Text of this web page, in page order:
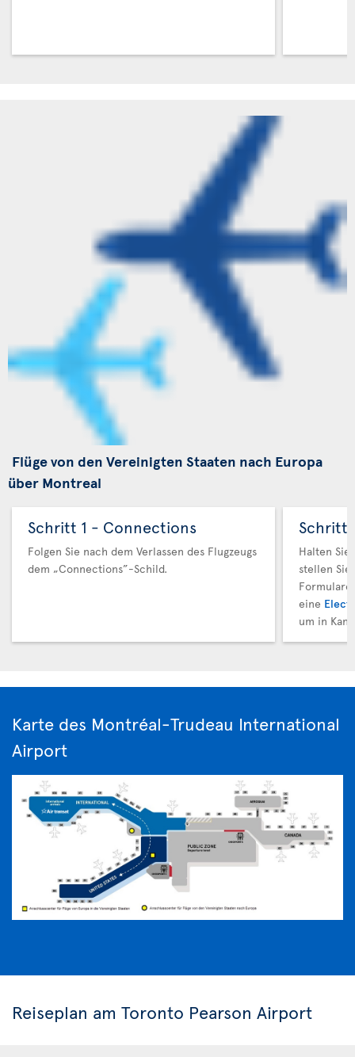
Flüge von den Vereinigten Staaten nach Europa
über Montreal
Schritt 1 - Connections
Folgen Sie nach dem Verlassen des Flugzeugs
dem „Connections”-Schild.
Schritt
Halten
stellen Sie
Formulare
eine
um in
Karte des Montréal-Trudeau International
Airport
Reiseplan am Toronto Pearson Airport